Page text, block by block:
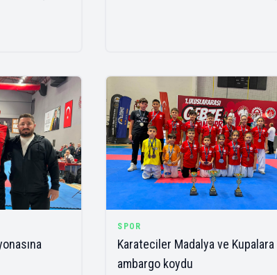
SPOR
Karateciler Madalya ve Kupalara
ambargo koydu